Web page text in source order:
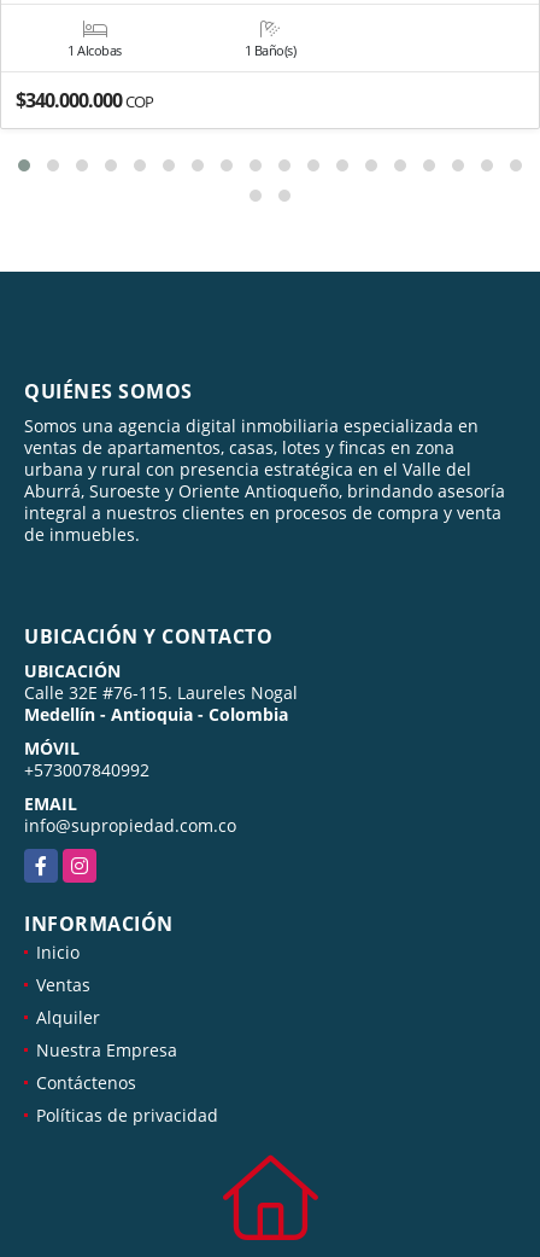
1 Alcobas 1 Baño(s)
$340.000.000COP
QUIÉNES SOMOS
Somos una agencia digital inmobiliaria especializada en
ventas de apartamentos, casas, lotes y fincas en zona
urbana y rural con presencia estratégica en el Valle del
Aburrá, Suroeste y Oriente Antioqueño, brindando asesoría
integral a nuestros clientes en procesos de compra y venta
de inmuebles.
UBICACIÓN Y CONTACTO
UBICACIÓN
Calle 32E #76-115. Laureles Nogal
Medellín - Antioquia - Colombia
MÓVIL
+573007840992
EMAIL
info@supropiedad.com.co
FacebookInstagram
INFORMACIÓN
Inicio
Ventas
Alquiler
Nuestra Empresa
Contáctenos
Políticas de privacidad